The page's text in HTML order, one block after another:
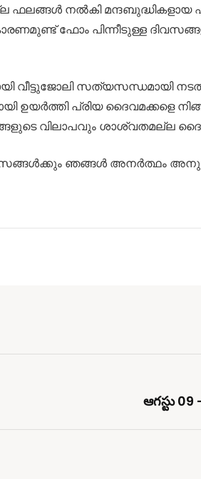
ഫലങ്ങൾ നൽകി മന്ദബുദ്ധികളായ
ഫോം പിന്നീടുള്ള
വീട്ടുജോലി സത്യസന്ധമായി
​പ്രിയ ദൈവമക്കളെ
വിലാപവും ശാശ്വതമല്ല
ദിവസങ്ങൾക്കും ഞങ്ങൾ അനർത്ഥം
ఆగస్టు